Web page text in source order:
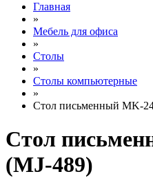
Главная
»
Мебель для офиса
»
Столы
»
Столы компьютерные
»
Стол письменный MK-
Стол
(MJ-489)